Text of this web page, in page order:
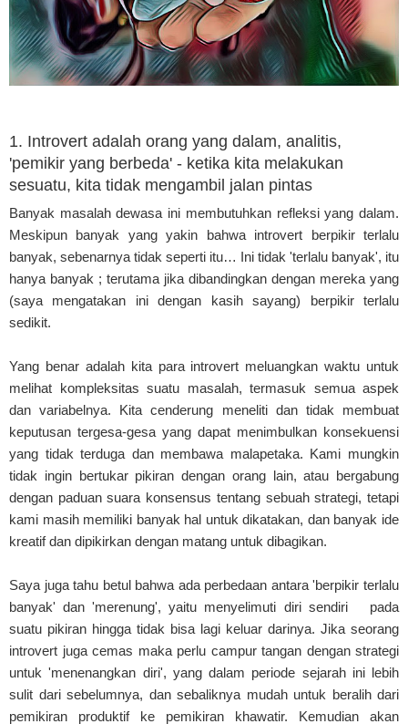
1. Introvert adalah orang yang dalam, analitis,
'pemikir yang berbeda' - ketika kita melakukan
sesuatu, kita tidak mengambil jalan pintas
Banyak masalah dewasa ini membutuhkan refleksi yang dalam.
Meskipun banyak yang yakin bahwa introvert berpikir terlalu
banyak, sebenarnya tidak seperti itu… Ini tidak 'terlalu banyak', itu
hanya banyak ; terutama jika dibandingkan dengan mereka yang
(saya mengatakan ini dengan kasih sayang) berpikir terlalu
sedikit.
Yang benar adalah kita para introvert meluangkan waktu untuk
melihat kompleksitas suatu masalah, termasuk semua aspek
dan variabelnya. Kita cenderung meneliti dan tidak membuat
keputusan tergesa-gesa yang dapat menimbulkan konsekuensi
yang tidak terduga dan membawa malapetaka. Kami mungkin
tidak ingin bertukar pikiran dengan orang lain, atau bergabung
dengan paduan suara konsensus tentang sebuah strategi, tetapi
kami masih memiliki banyak hal untuk dikatakan, dan banyak ide
kreatif dan dipikirkan dengan matang untuk dibagikan.
Saya juga tahu betul bahwa ada perbedaan antara 'berpikir terlalu
banyak' dan 'merenung', yaitu menyelimuti diri sendiri pada
suatu pikiran hingga tidak bisa lagi keluar darinya. Jika seorang
introvert juga cemas maka perlu campur tangan dengan strategi
untuk 'menenangkan diri', yang dalam periode sejarah ini lebih
sulit dari sebelumnya, dan sebaliknya mudah untuk beralih dari
pemikiran produktif ke pemikiran khawatir. Kemudian akan